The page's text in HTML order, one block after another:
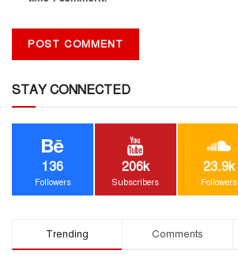
STAY CONNECTED
136
Followers
206k
Subscribers
23.9k
Followers
Trending Comments